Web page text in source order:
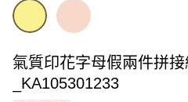
氣質印花字母假兩件拼
_KA105301233